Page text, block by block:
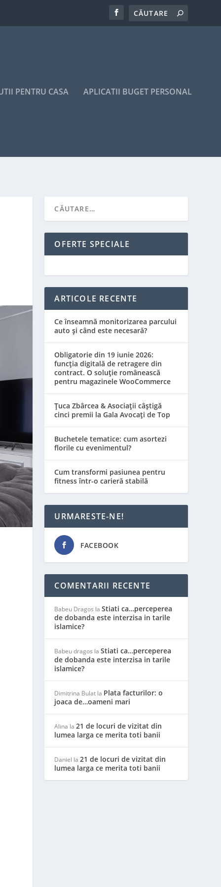
PENTRU CASA APLICATII BUGET PERSONAL
OFERTE SPECIALE
ARTICOLE RECENTE
Ce înseamnă monitorizarea parcului
auto și când este necesară?
Obligatorie din 19 iunie 2026:
funcția digitală de retragere din
contract. O soluție românească
pentru magazinele WooCommerce
Țuca Zbârcea & Asociații câștigă
cinci premii la Gala Avocați de Top
Buchetele tematice: cum asortezi
florile cu evenimentul?
Cum transformi pasiunea pentru
fitness într-o carieră stabilă
URMARESTE-NE!
FACEBOOK
COMENTARII RECENTE
Babeu Dragos laStiati ca…perceperea
de dobanda este interzisa in tarile
islamice?
Babeu dragos laStiati ca…perceperea
de dobanda este interzisa in tarile
islamice?
Dimitrina Bulat la Plata facturilor: o
joaca de…oameni mari
Alina la21 de locuri de vizitat din
lumea larga ce merita toti banii
Daniel la21 de locuri de vizitat din
lumea larga ce merita toti banii